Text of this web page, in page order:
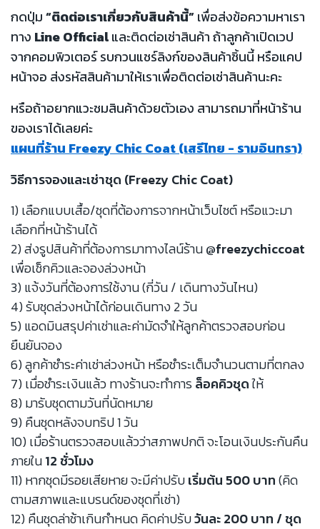
กดปุ่ม“ติดต่อเราเกี่ยวกับสินค้านี้”เพื่อส่งข้อความหาเรา
ทาง Line Officialและติดต่อเช่าสินค้า ถ้าลูกค้าเปิดเวป
จากคอมพิวเตอร์ รบกวนแชร์ลิงก์ของสินค้าชิ้นนี้ หรือแคป
หน้าจอ ส่งรหัสสินค้ามาให้เราเพื่อติดต่อเช่าสินค้านะคะ
หรือถ้าอยากแวะชมสินค้าด้วยตัวเอง สามารถมาที่หน้าร้าน
ของเราได้เลยค่ะ
แผนที่ร้าน Freezy Chic Coat (เสรีไทย - รามอินทรา)
วิธีการจองและเช่าชุด (Freezy Chic Coat)
1) เลือกแบบเสื้อ/ชุดที่ต้องการจากหน้าเว็บไซต์ หรือแวะมา
เลือกที่หน้าร้านได้
2) ส่งรูปสินค้าที่ต้องการมาทางไลน์ร้าน@freezychiccoat
เพื่อเช็กคิวและจองล่วงหน้า
3) แจ้งวันที่ต้องการใช้งาน (กี่วัน / เดินทางวันไหน)
4) รับชุดล่วงหน้าได้ก่อนเดินทาง 2 วัน
5) แอดมินสรุปค่าเช่าและค่ามัดจำให้ลูกค้าตรวจสอบก่อน
ยืนยันจอง
6) ลูกค้าชำระค่าเช่าล่วงหน้า หรือชำระเต็มจำนวนตามที่ตกลง
7) เมื่อชำระเงินแล้ว ทางร้านจะทำการล็อคคิวชุดให้
8) มารับชุดตามวันที่นัดหมาย
9) คืนชุดหลังจบทริป 1 วัน
10) เมื่อร้านตรวจสอบแล้วว่าสภาพปกติ จะโอนเงินประกันคืน
ภายใน12 ชั่วโมง
11) หากชุดมีรอยเสียหาย จะมีค่าปรับเริ่มต้น 500 บาท(คิด
ตามสภาพและแบรนด์ของชุดที่เช่า)
12) คืนชุดล่าช้าเกินกำหนด คิดค่าปรับวันละ 200 บาท / ชุด